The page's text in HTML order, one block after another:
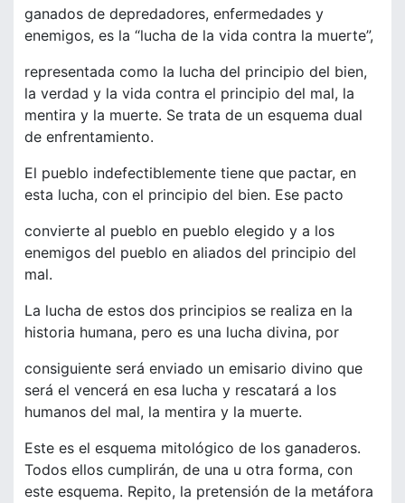
ganados de depredadores, enfermedades y
enemigos, es la “lucha de la vida contra la muerte”,
representada como la lucha del principio del bien,
la verdad y la vida contra el principio del mal, la
mentira y la muerte. Se trata de un esquema dual
de enfrentamiento.
El pueblo indefectiblemente tiene que pactar, en
esta lucha, con el principio del bien. Ese pacto
convierte al pueblo en pueblo elegido y a los
enemigos del pueblo en aliados del principio del
mal.
La lucha de estos dos principios se realiza en la
historia humana, pero es una lucha divina, por
consiguiente será enviado un emisario divino que
será el vencerá en esa lucha y rescatará a los
humanos del mal, la mentira y la muerte.
Este es el esquema mitológico de los ganaderos.
Todos ellos cumplirán, de una u otra forma, con
este esquema. Repito, la pretensión de la metáfora